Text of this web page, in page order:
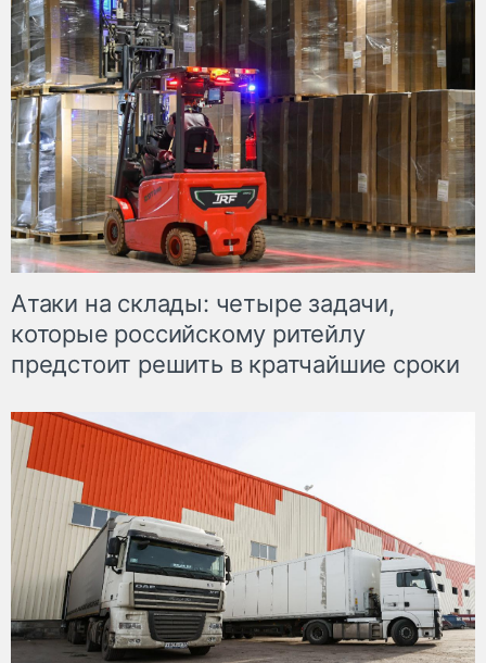
Атаки на склады: четыре задачи,
которые российскому ритейлу
предстоит решить в кратчайшие сроки